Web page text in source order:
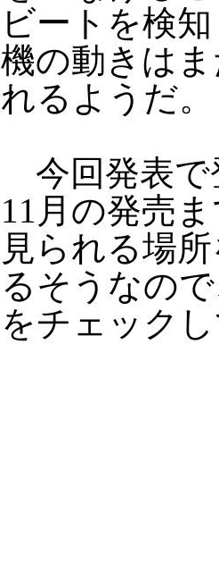
ビートを検
機の動きは
れるようだ。
今回発表で
11月の発売
見られる場
るそうなの
をチェック